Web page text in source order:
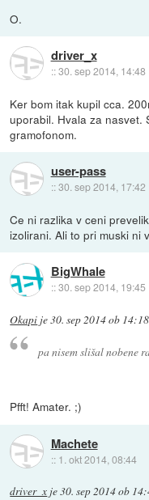
O.
driver_x
::30. sep 2014, 14:48
Ker bom itak kupil cca.
uporabil. Hvala za nasvet.
gramofonom.
user-pass
::30. sep 2014, 17:42
Ce ni razlika v ceni
izolirani. Ali to pri muski ni
BigWhale
::30. sep 2014, 19:45
Okapi je30. sep 2014 ob 14:18
pa nisem slišal nobene
Pfft! Amater. ;)
Machete
:: 1. okt 2014, 08:44
driver_x je30. sep 2014 ob